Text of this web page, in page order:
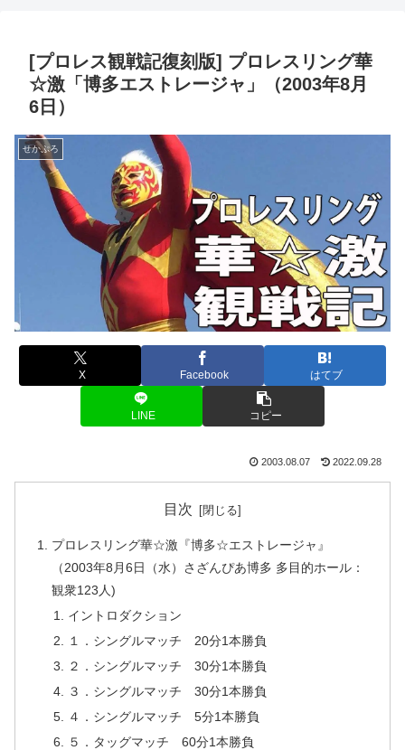
[プロレス観戦記復刻版] プロレスリング華
☆激「博多エストレージャ」（2003年8月
6日）
せかぷろ
X Facebook はてブ
LINE コピー
2003.08.07 2022.09.28
目次
プロレスリング華☆激『博多☆エストレージャ』
（2003年8月6日（水）さざんぴあ博多 多目的ホール：
観衆123人)
イントロダクション
１．シングルマッチ 20分1本勝負
２．シングルマッチ 30分1本勝負
３．シングルマッチ 30分1本勝負
４．シングルマッチ 5分1本勝負
５．タッグマッチ 60分1本勝負